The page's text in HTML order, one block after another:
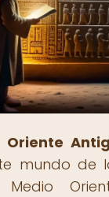
Oriente
mundo de